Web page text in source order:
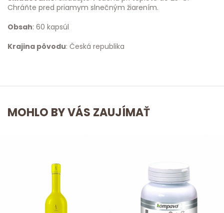
Chráňte pred priamym slnečným žiarením.
Obsah: 60 kapsúl
Krajina pôvodu: Česká republika
MOHLO BY VÁS ZAUJÍMAŤ